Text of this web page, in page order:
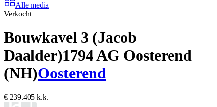
Alle media
Verkocht
Bouwkavel 3 (Jacob
Daalder)1794 AG Oosterend
(NH)Oosterend
€ 239.405 k.k.